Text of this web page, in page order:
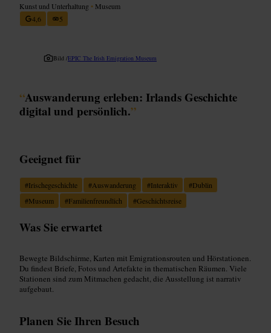
Kunst und Unterhaltung • Museum
4,6
5
Bild /EPIC The Irish Emigration Museum
“Auswanderung erleben: Irlands Geschichte
digital und persönlich.”
Geeignet für
#Irischegeschichte #Auswanderung #Interaktiv #Dublin
#Museum #Familienfreundlich #Geschichtsreise
Was Sie erwartet
Bewegte Bildschirme, Karten mit Emigrationsrouten und Hörstationen.
Du findest Briefe, Fotos und Artefakte in thematischen Räumen. Viele
Stationen sind zum Mitmachen gedacht, die Ausstellung ist narrativ
aufgebaut.
Planen Sie Ihren Besuch